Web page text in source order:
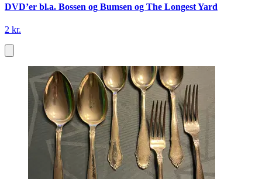
DVD’er bl.a. Bossen og Bumsen og The Longest Yard
2 kr.